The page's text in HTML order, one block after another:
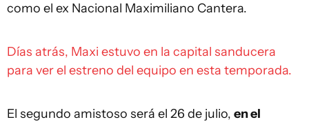
como el ex Nacional Maximiliano Cantera.
Días atrás, Maxi estuvo en la capital sanducera
para ver el estreno del equipo en esta temporada.
El segundo amistoso será el 26 de julio, en el